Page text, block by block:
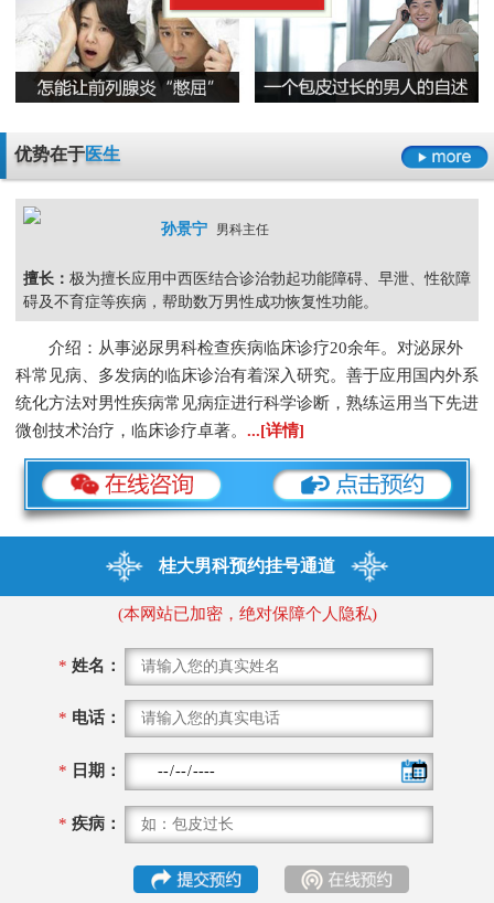
男科检查 男科检查增生 男科检查痛 男科检查囊肿
尿道炎是什么原因导致的
包皮龟头炎 尿道炎 睾丸炎 膀胱炎
弱精症有哪些常见的原因
少精症是又哪些疾病诱发出来的呢
优势在于医生
孙景宁 男科主任
擅长： 极为擅长应用中西医结合诊治勃起功能障碍、早泄、性欲障
碍及不育症等疾病，帮助数万男性成功恢复性功能。
介绍：从事泌尿男科检查疾病临床诊疗20余年。对泌尿外
科常见病、多发病的临床诊治有着深入研究。善于应用国内外系
统化方法对男性疾病常见病症进行科学诊断，熟练运用当下先进
微创技术治疗，临床诊疗卓著。 ...[详情]
桂大男科预约挂号通道
(本网站已加密，绝对保障个人隐私)
* 姓名：
* 电话：
* 日期：
* 疾病：